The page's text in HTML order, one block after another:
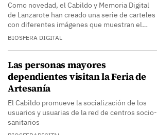
Como novedad, el Cabildo y Memoria Digital
de Lanzarote han creado una serie de carteles
con diferentes imágenes que muestran el…
BIOSFERA DIGITAL
Las personas mayores
dependientes visitan la Feria de
Artesanía
El Cabildo promueve la socialización de los
usuarios y usuarias de la red de centros socio-
sanitarios